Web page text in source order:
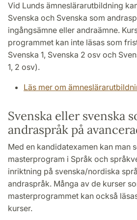
Vid Lunds ämneslärarutbildning
Svenska och Svenska som
ingångsämne eller andraämne.
programmet kan inte läsas som
Svenska 1, Svenska 2 osv och
1, 2 osv).
Läs mer om
Svenska eller svenska
andraspråk på
Med en kandidatexamen kan man
masterprogram i Språk och
inriktning på svenska/nordiska
andraspråk. Många av de kurser
masterprogrammet kan också
kurser.